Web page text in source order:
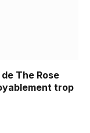
The Rose
trop